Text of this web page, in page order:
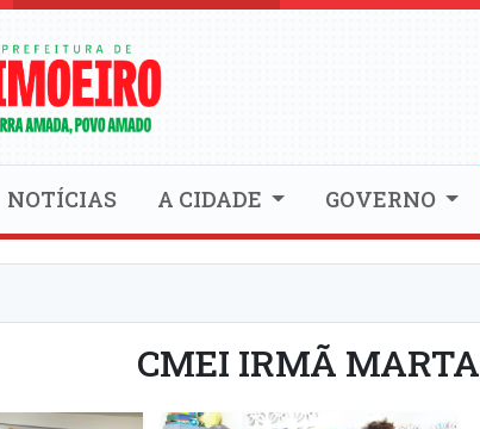
NOTÍCIAS A CIDADE GOVERNO
CMEI IRMÃ MARTA